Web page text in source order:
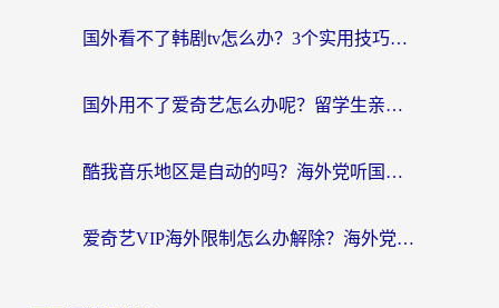
国外看不了韩剧tv怎么办？3个实用技巧解决海外追剧难题（附书旗小说&社保查询攻略）
国外用不了爱奇艺怎么办呢？留学生亲测有效的回国加速方案
酷我音乐地区是自动的吗？海外党听国内音乐看视频的真实解决方案
爱奇艺VIP海外限制怎么办解除？海外党追剧看片的终极解决方案